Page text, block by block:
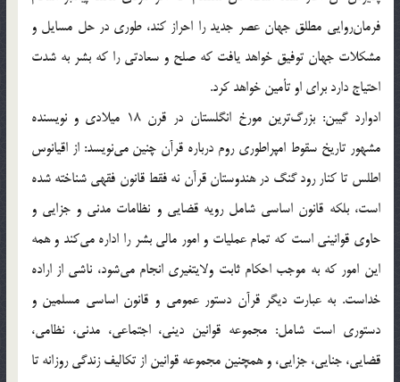
فرمان‌روايي مطلق جهان عصر جديد را احراز كند، طوري در حل مسايل و
مشكلات جهان توفيق خواهد يافت كه صلح و سعادتي را كه بشر به شدت
احتياج دارد براي او تأمين خواهد كرد.
ادوارد گيبن: بزرگ‌ترين مورخ انگلستان در قرن 18 ميلادي و نويسنده
مشهور تاريخ سقوط امپراطوري روم درباره قرآن چنين مي‌نويسد: از اقيانوس
اطلس تا كنار رود گنگ در هندوستان قرآن نه فقط قانون فقهي شناخته شده
است، بلكه قانون اساسي شامل رويه قضايي و نظامات مدني و جزايي و
حاوي قوانيني است كه تمام عمليات و امور مالي بشر را اداره مي‌كند و همه
اين امور كه به موجب احكام ثابت ولايتغيري انجام مي‌شود، ناشي از اراده
خداست. به عبارت ديگر قرآن دستور عمومي و قانون اساسي مسلمين و
دستوري است شامل: مجموعه قوانين ديني، اجتماعي، مدني، نظامي،
قضايي، جنايي، جزايي، و همچنين مجموعه قوانين از تكاليف زندگي روزانه تا